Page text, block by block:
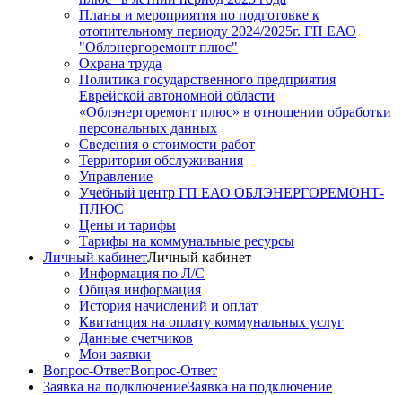
Планы и мероприятия по подготовке к
отопительному периоду 2024/2025г. ГП ЕАО
"Облэнергоремонт плюс"
Охрана труда
Политика государственного предприятия
Еврейской автономной области
«Облэнергоремонт плюс» в отношении обработки
персональных данных
Сведения о стоимости работ
Территория обслуживания
Управление
Учебный центр ГП ЕАО ОБЛЭНЕРГОРЕМОНТ-
ПЛЮС
Цены и тарифы
Тарифы на коммунальные ресурсы
Личный кабинетЛичный кабинет
Информация по Л/С
Общая информация
История начислений и оплат
Квитанция на оплату коммунальных услуг
Данные счетчиков
Мои заявки
Вопрос-ОтветВопрос-Ответ
Заявка на подключениеЗаявка на подключение